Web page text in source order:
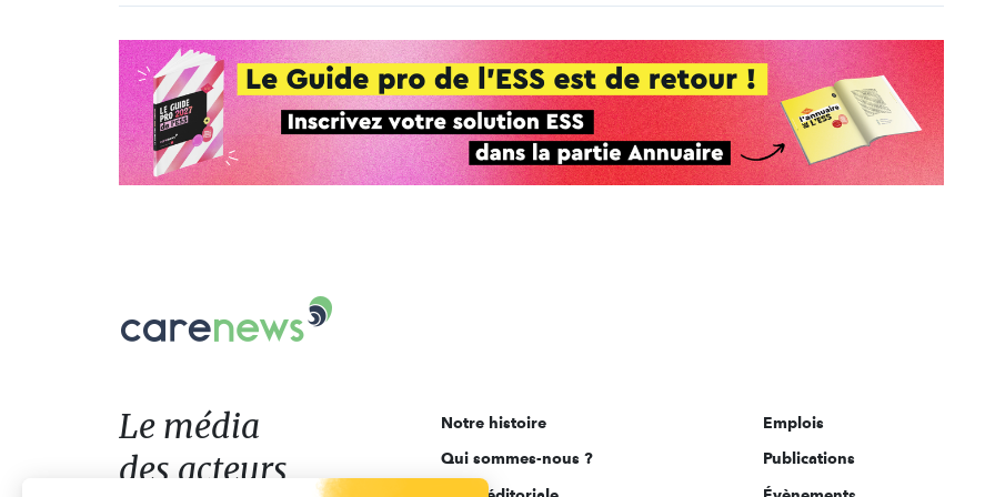
Le
acteurs
de
l'engagement
Le média
des acteurs
Notre histoire
Qui sommes-nous ?
Emplois
Publications